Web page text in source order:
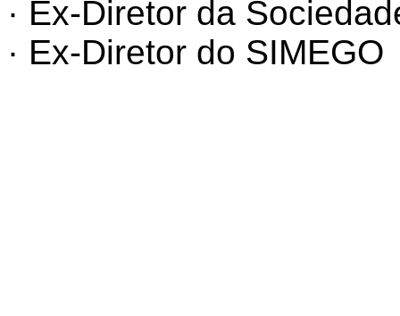
· Ex-Diretor da
· Ex-Diretor do SIMEGO